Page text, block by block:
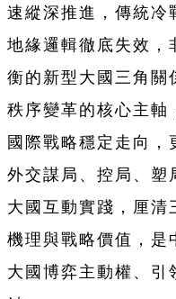
速縱深推進，傳統冷
地緣邏輯徹底失效，
衡的新型大國三角關
秩序變革的核心主軸
國際戰略穩定走向，
外交謀局、控局、塑
大國互動實踐，厘清
機理與戰略價值，是
大國博弈主動權、引